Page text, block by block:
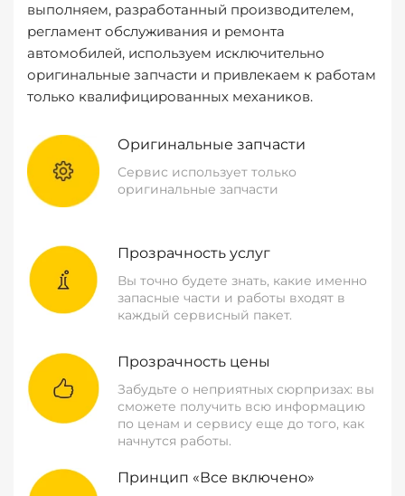
выполняем, разработанный производителем,
регламент обслуживания и ремонта
автомобилей, используем исключительно
оригинальные запчасти и привлекаем к работам
только квалифицированных механиков.
Оригинальные запчасти
Сервис использует только
оригинальные запчасти
Прозрачность услуг
Вы точно будете знать, какие именно
запасные части и работы входят в
каждый сервисный пакет.
Прозрачность цены
Забудьте о неприятных сюрпризах: вы
сможете получить всю информацию
по ценам и сервису еще до того, как
начнутся работы.
Принцип «Все включено»